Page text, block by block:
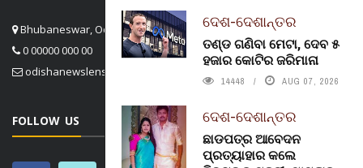
ଦେଶ-ଦେଶାନ୍ତର
ତଣ୍ଡ ଗଣିବା ମେଟା, ଦେବ ୫
ହଜାର କୋଟିର ଜରିମାନା
14448 AUG 07, 2026
ଦେଶ-ଦେଶାନ୍ତର
ଛାଡପତ୍ର ଆବେଦନ
ପ୍ରତ୍ୟାହାର କଲେ
Bhubaneswar, Odisha, India
0 00000 000 00
odishanewslens@gmail.com
FOLLOW US